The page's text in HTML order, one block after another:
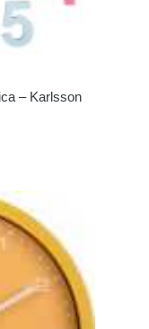
– Karlsson